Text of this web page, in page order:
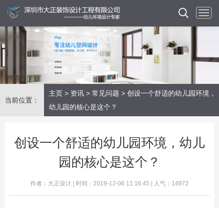
当前位置：
主页 > 资讯 > 常见问题 > 创设一个舒适的幼儿园环境，
幼儿园的核心是这个？
创设一个舒适的幼儿园环境，幼儿
园的核心是这个？
作者：大正设计 | 时间：2019-12-06 11:16:45 | 人气：14972